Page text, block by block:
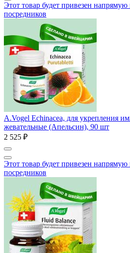
Этот товар будет привезен
посредников
A.Vogel Echinacea, для укрепления
жевательные (Апельсин), 90 шт
2 525 ₽
Этот товар будет привезен
посредников